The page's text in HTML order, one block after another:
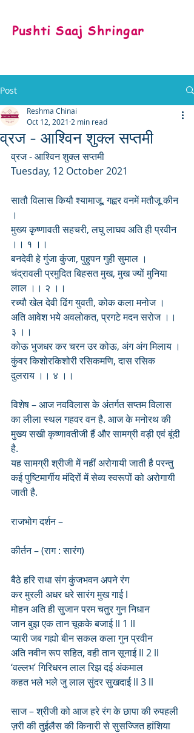
Pushti Saaj Shringar
Post
व्रज - आश्विन शुक्ल सप्तमी
Reshma Chinai
Oct 12, 2021 2 min read
व्रज - आश्विन शुक्ल सप्तमी
Tuesday, 12 October 2021
सातौ विलास कियौ श्यामाजू, गह्वर वनमें मतौजू कीन
।
मुख्य कृष्णावती सहचरी, लघु लाघव अति ही प्रवीन
।। १ ।।
बनदेवी हे गुंजा कुंजा, पुहुपन गुही सुमाल ।
चंद्रावली प्रमुदित बिहसत मुख, मुख ज्यों मुनिया
लाल ।। २ ।।
रच्यौ खेल देवी ढिंग युवती, कोक कला मनोज ।
अति आवेश भये अवलोकत, प्रगटे मदन सरोज ।।
३ ।।
कोऊ भुजधर कर चरन उर कोऊ, अंग अंग मिलाय ।
कुंवर किशोरकिशोरी रसिकमणि, दास रसिक
दुलराय ।। ४ ।।
विशेष – आज नवविलास के अंतर्गत सप्तम विलास
का लीला स्थल गहवर वन है. आज के मनोरथ की
मुख्य सखी कृष्णावतीजी हैं और सामग्री वड़ी एवं बूंदी
है.
यह सामग्री श्रीजी में नहीं अरोगायी जाती है परन्तु
कई पुष्टिमार्गीय मंदिरों में सेव्य स्वरूपों को अरोगायी
जाती है.
राजभोग दर्शन –
कीर्तन – (राग : सारंग)
बैठे हरि राधा संग कुंजभवन अपने रंग
कर मुरली अधर धरे सारंग मुख गाई l
मोहन अति ही सुजान परम चतुर गुन निधान
जान बुझ एक तान चूकके बजाई ll 1 ll
प्यारी जब गह्यो बीन सकल कला गुन प्रवीन
अति नवीन रूप सहित, वही तान सूनाई ll 2 ll
‘वल्लभ’ गिरिधरन लाल रिझ दई अंकमाल
कहत भले भले जु लाल सुंदर सुखदाई ll 3 ll
साज – श्रीजी को आज हरे रंग के छापा की रुपहली
ज़री की तुईलैस की किनारी से सुसज्जित हांशिया